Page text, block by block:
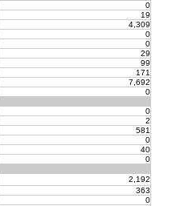
0
19
4,309
0
0
29
99
171
7,692
0
0
2
581
0
40
0
2,192
363
0